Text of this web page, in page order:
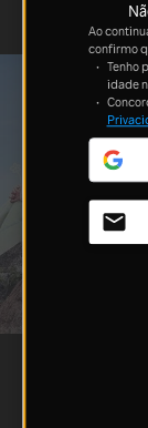
Ao
confirmo
Tenho
idade